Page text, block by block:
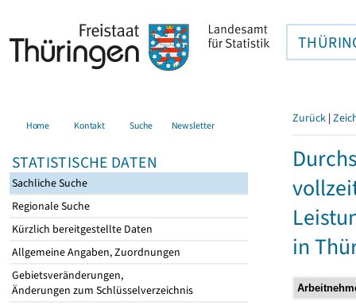
Home Kontakt Suche Newsletter
STATISTISCHE DATEN
Sachliche Suche
Regionale Suche
Kürzlich bereitgestellte Daten
Allgemeine Angaben, Zuordnungen
Gebietsveränderungen,
Änderungen zum Schlüsselverzeichnis
Zurück |
in